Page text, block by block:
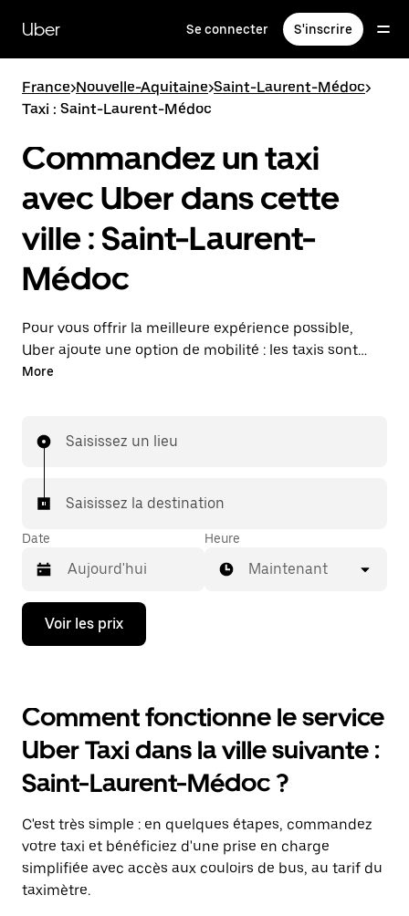
contenu
principal
Uber Se connecter S'inscrire
France>Nouvelle-Aquitaine>Saint-Laurent-Médoc>
Taxi : Saint-Laurent-Médoc
Commandez un taxi
avec Uber dans cette
ville : Saint-Laurent-
Médoc
Pour vous offrir la meilleure expérience possible,
Uber ajoute une option de mobilité : les taxis sont
maintenant disponibles dans l'application. Uber Taxi :
More
Saisissez un lieu
Saisissez la destination
Date
Appuyez
la
bas
pour
ouvrir
le
calendrier
et
une
date.
Appuyez
sur
la
Heure
Maintenant
Voir les prix
Comment fonctionne le service
Uber Taxi dans la ville suivante :
Saint-Laurent-Médoc ?
C'est très simple : en quelques étapes, commandez
votre taxi et bénéficiez d'une prise en charge
simplifiée avec accès aux couloirs de bus, au tarif du
taximètre.